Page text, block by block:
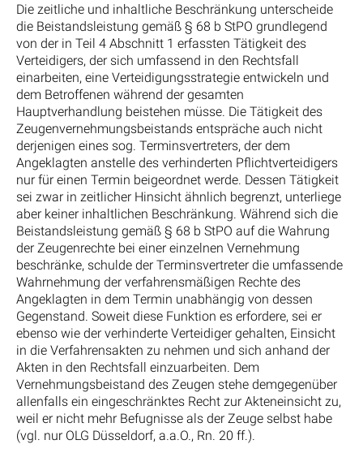
Die zeitliche und inhaltliche Beschränkung unterscheide
die Beistandsleistung gemäß § 68 b StPO grundlegend
von der in Teil 4 Abschnitt 1 erfassten Tätigkeit des
Verteidigers, der sich umfassend in den Rechtsfall
einarbeiten, eine Verteidigungsstrategie entwickeln und
dem Betroffenen während der gesamten
Hauptverhandlung beistehen müsse. Die Tätigkeit des
Zeugenvernehmungsbeistands entspräche auch nicht
derjenigen eines sog. Terminsvertreters, der dem
Angeklagten anstelle des verhinderten Pflichtverteidigers
nur für einen Termin beigeordnet werde. Dessen Tätigkeit
sei zwar in zeitlicher Hinsicht ähnlich begrenzt, unterliege
aber keiner inhaltlichen Beschränkung. Während sich die
Beistandsleistung gemäß § 68 b StPO auf die Wahrung
der Zeugenrechte bei einer einzelnen Vernehmung
beschränke, schulde der Terminsvertreter die umfassende
Wahrnehmung der verfahrensmäßigen Rechte des
Angeklagten in dem Termin unabhängig von dessen
Gegenstand. Soweit diese Funktion es erfordere, sei er
ebenso wie der verhinderte Verteidiger gehalten, Einsicht
in die Verfahrensakten zu nehmen und sich anhand der
Akten in den Rechtsfall einzuarbeiten. Dem
Vernehmungsbeistand des Zeugen stehe demgegenüber
allenfalls ein eingeschränktes Recht zur Akteneinsicht zu,
weil er nicht mehr Befugnisse als der Zeuge selbst habe
(vgl. nur OLG Düsseldorf, a.a.O., Rn. 20 ff.).